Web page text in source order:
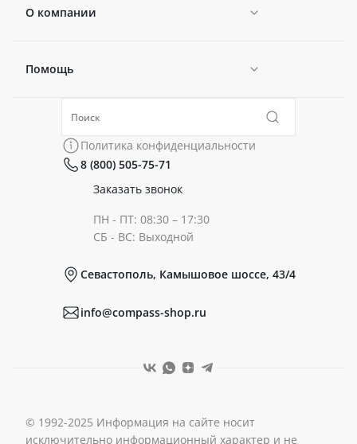
О компании
Новости
Политика конфиденциальности
Помощь
Коллекции
Политика конфиденциальности
8 (800) 505-75-71
Заказать звонок
ПН - ПТ: 08:30 – 17:30
СБ - ВС: Выходной
Севастополь, Камышовое шоссе, 43/4
info@compass-shop.ru
© 1992-2025 Информация на сайте носит
исключительно информационный характер и не